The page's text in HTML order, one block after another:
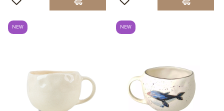
NEW NEW